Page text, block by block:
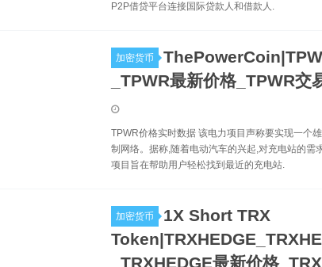
P2P借贷平台连接国际贷款人和借款人.
加密货币
_TPWR最新价格_TPWR交
TPWR价格实时数据 该电力项目声称要实现一个
制网络。据称,随着电动汽车的兴起,对充电站的需
项目旨在帮助用户轻松找到最近的充电站.
加密货币
1X Short TRX
_TRXHEDGE最新价格